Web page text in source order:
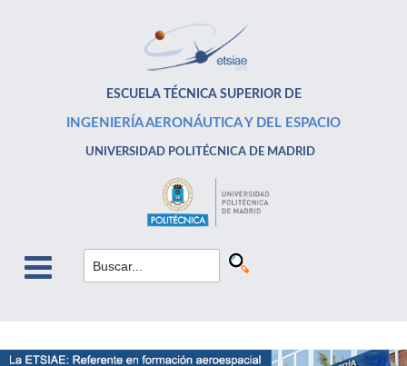
ESCUELA TÉCNICA SUPERIOR DE
INGENIERÍA AERONÁUTICA Y DEL ESPACIO
UNIVERSIDAD POLITÉCNICA DE MADRID